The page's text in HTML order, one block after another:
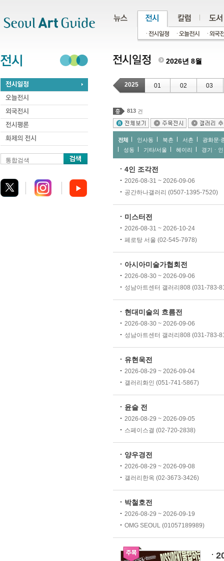
통합검색
2026년 8월
2025 01 02 03
813 건
전체 인사동 북촌 서촌
광화문∙
성동
기타/서울 헤이리 경기ㆍ
4인 조각전
2026-08-31 ~ 2026-09-06
공간하나갤러리 (0507-1395-7520)
미스터전
2026-08-31 ~ 2026-10-24
페로탕 서울 (02-545-7978)
아시아미술가협회전
2026-08-30 ~ 2026-09-06
성남아트센터 갤러리808 (031-783-
현대미술의 흐름전
2026-08-30 ~ 2026-09-06
성남아트센터 갤러리808 (031-783-
유현욱전
2026-08-29 ~ 2026-09-04
갤러리화인 (051-741-5867)
윤슬 전
2026-08-29 ~ 2026-09-05
스페이스결 (02-720-2838)
양우경전
2026-08-29 ~ 2026-09-08
갤러리한옥 (02-3673-3426)
박철호전
2026-08-29 ~ 2026-09-19
OMG SEOUL (01057189989)